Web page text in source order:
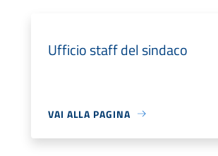
Ufficio staff del sindaco
VAI ALLA PAGINA